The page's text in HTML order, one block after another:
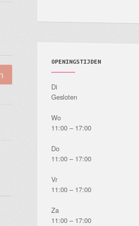
OPENINGSTIJDEN
Di
Gesloten
Wo
11:00 – 17:00
Do
11:00 – 17:00
Vr
11:00 – 17:00
Za
11:00 – 17:00